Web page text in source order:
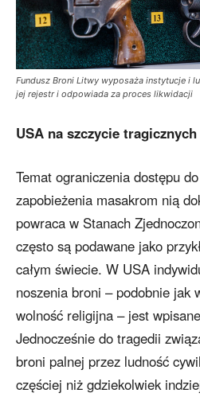
Fundusz Broni Litwy wyposaża instytucje i
jej rejestr i odpowiada za proces likwidacji
USA na szczycie
Temat ograniczenia dostępu
zapobieżenia masakrom nią
powraca w Stanach
często są podawane jako
całym świecie. W USA
noszenia broni – podobnie jak
wolność religijna – jest
Jednocześnie do tragedii
broni palnej przez ludność
częściej niż gdziekolwiek